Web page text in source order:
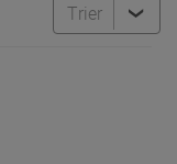
Trier